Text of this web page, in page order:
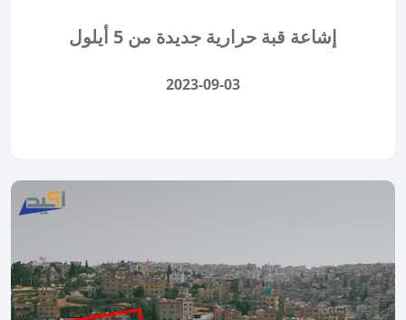
إشاعة قبة حرارية جديدة من 5 أيلول
2023-09-03